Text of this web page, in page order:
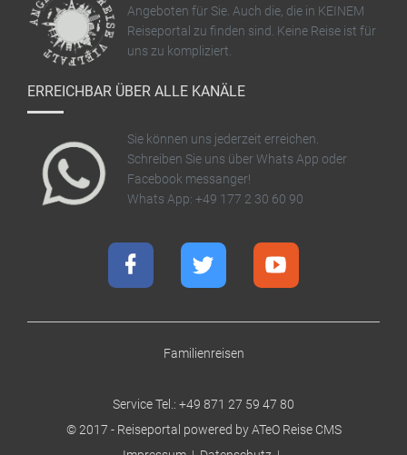
Angeboten für Sie. Auch die, die in KEINEM
Reiseportal zu finden sind. Keine Reise ist für
uns zu kompliziert.
ERREICHBAR ÜBER ALLE KANÄLE
Sie können uns jederzeit erreichen.
Schreiben Sie uns über Whats App oder
Facebook messanger!
Whats App: +49 177 2 30 60 90
Familienreisen
Service Tel.: +49 871 27 59 47 80
©2017 - Reiseportal powered by ATeO Reise CMS